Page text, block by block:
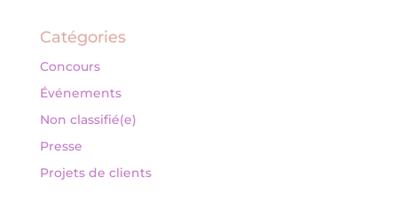
Catégories
Concours
Événements
Non classifié(e)
Presse
Projets de clients